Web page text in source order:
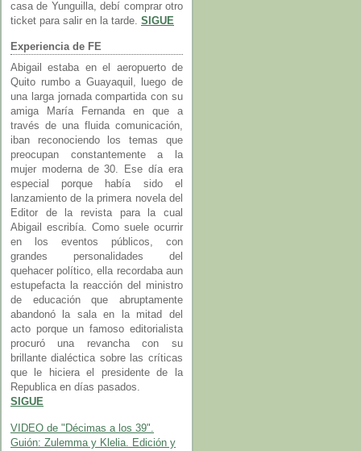
casa de Yunguilla, debí comprar otro
ticket para salir en la tarde. SIGUE
Experiencia de FE
Abigail estaba en el aeropuerto de
Quito rumbo a Guayaquil, luego de
una larga jornada compartida con su
amiga María Fernanda en que a
través de una fluida comunicación,
iban reconociendo los temas que
preocupan constantemente a la
mujer moderna de 30. Ese día era
especial porque había sido el
lanzamiento de la primera novela del
Editor de la revista para la cual
Abigail escribía. Como suele ocurrir
en los eventos públicos, con
grandes personalidades del
quehacer político, ella recordaba aun
estupefacta la reacción del ministro
de educación que abruptamente
abandonó la sala en la mitad del
acto porque un famoso editorialista
procuró una revancha con su
brillante dialéctica sobre las críticas
que le hiciera el presidente de la
Republica en días pasados.
SIGUE
VIDEO de "Décimas a los 39".
Guión: Zulemma y Klelia. Edición y